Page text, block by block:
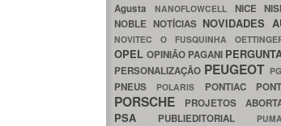
Agusta NANOFLOWCELL NICE
NOBLE NOTÍCIAS NOVIDADES
NOVITEC O FUSQUINHA
OPEL OPINIÃO PAGANI
PERSONALIZAÇÃO PEUGEOT
PNEUS
POLARIS PONTIAC
PORSCHE PROJETOS
PSA PUBLIEDITORIAL